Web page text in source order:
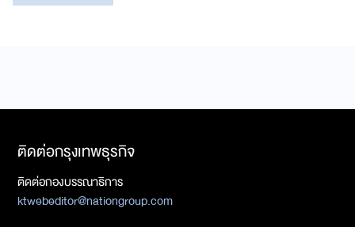
ติดต่อกรุงเทพธุรกิจ
ติดต่อกองบรรณาธิการ
ktwebeditor@nationgroup.com